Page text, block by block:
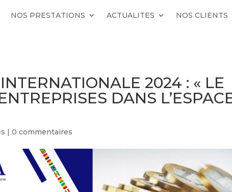
NOS PRESTATIONS ACTUALITES NOS CLIENTS
2024 : « LE
DANS
|0 commentaires